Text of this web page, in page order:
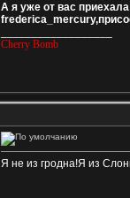
А я уже от вас
Cherry Bomb
Я не из гродна!Я из